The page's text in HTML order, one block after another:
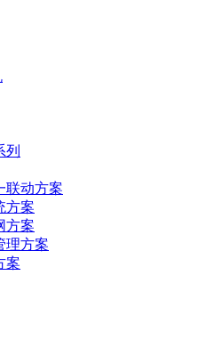
列
联动方案
方案
方案
理方案
案